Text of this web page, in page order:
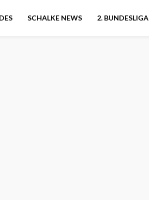
SCHALKE NEWS 2. BUNDESLIGA